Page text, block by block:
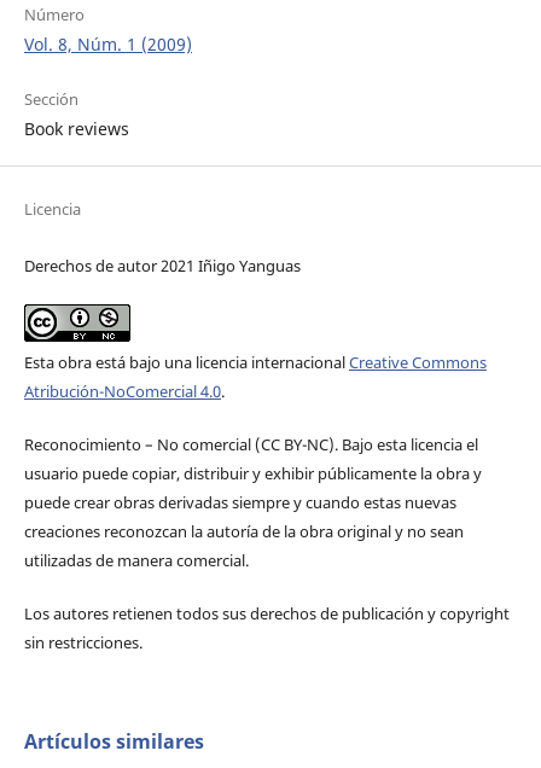
Número
Vol. 8, Núm. 1 (2009)
Sección
Book reviews
Licencia
Derechos de autor 2021 Iñigo Yanguas
Esta obra está bajo una licencia internacionalCreative Commons
Atribución-NoComercial 4.0.
Reconocimiento – No comercial (CC BY-­NC). Bajo esta licencia el
usuario puede copiar, distribuir y exhibir públicamente la obra y
puede crear obras derivadas siempre y cuando estas nuevas
creaciones reconozcan la autoría de la obra original y no sean
utilizadas de manera comercial.
Los autores retienen todos sus derechos de publicación y copyright
sin restricciones.
Artículos similares